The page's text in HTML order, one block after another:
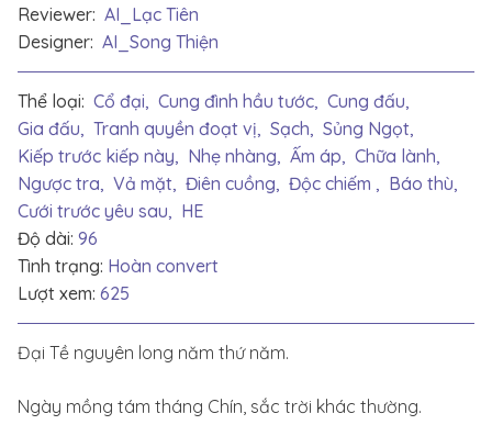
Reviewer: AI_Lạc Tiên
Designer: AI_Song Thiện
Thể loại: Cổ đại, Cung đình hầu tước, Cung đấu,
Gia đấu, Tranh quyền đoạt vị, Sạch, Sủng Ngọt,
Kiếp trước kiếp này, Nhẹ nhàng, Ấm áp, Chữa lành,
Ngược tra, Vả mặt, Điên cuồng, Độc chiếm , Báo thù,
Cưới trước yêu sau, HE
Độ dài: 96
Tình trạng: Hoàn convert
Lượt xem: 625
Đại Tề nguyên long năm thứ năm.
Ngày mồng tám tháng Chín, sắc trời khác thường.